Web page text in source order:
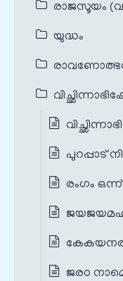
രാജസൂയം
യുദ്ധം
പുറപ്പാട്
രംഗം
ജരഠ